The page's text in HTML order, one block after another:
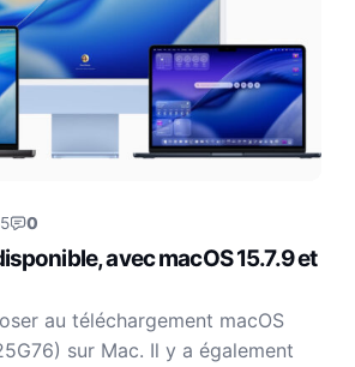
0
avec macOS 15.7.9 et
au téléchargement macOS
sur Mac. Il y a également